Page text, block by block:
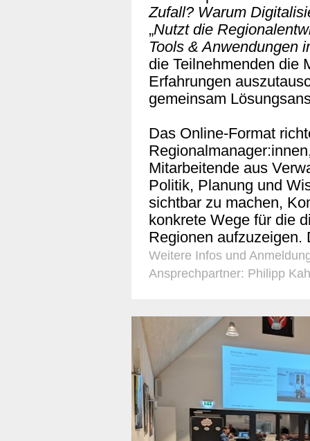
Zufall? Warum
„Nutzt die
Tools & Anwendungen
die Teilnehmenden die
Erfahrungen
gemeinsam
Das Online-Format
Mitarbeitende aus
Politik, Planung und
sichtbar zu machen,
konkrete Wege für die
Regionen
Weitere Infos und
Ansprechpartner: Philipp